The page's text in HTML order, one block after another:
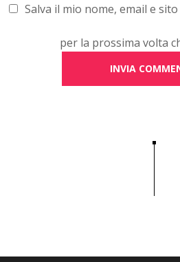
Salva il mio nome, email e
per la prossima volta